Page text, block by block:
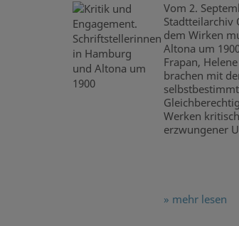
Vom 2.
Stadtteilarchiv
dem Wirken
Altona um
Frapan,
brachen mit
Werken
erzwungener
» mehr lesen